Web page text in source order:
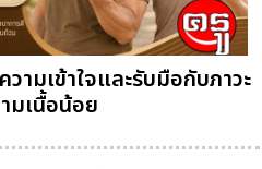
ามเข้าใจและรับมือกับภาวะ
มเนื้อน้อย